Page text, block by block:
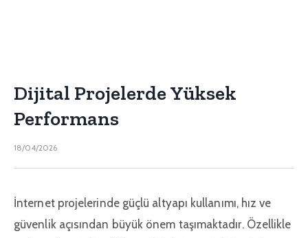
Dijital Projelerde Yüksek
Performans
18/04/2026
İnternet projelerinde güçlü altyapı kullanımı, hız ve
güvenlik açısından büyük önem taşımaktadır. Özellikle